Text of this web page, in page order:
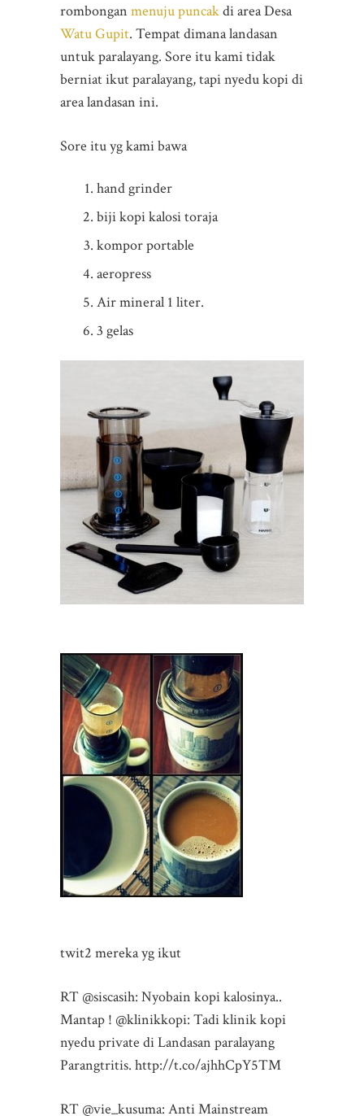
rombongan menuju puncakdi area Desa
Watu Gupit. Tempat dimana landasan
untuk paralayang. Sore itu kami tidak
berniat ikut paralayang, tapi nyedu kopi di
area landasan ini.
Sore itu yg kami bawa
hand grinder
biji kopi kalosi toraja
kompor portable
aeropress
Air mineral 1 liter.
3 gelas
twit2 mereka yg ikut
RT @siscasih: Nyobain kopi kalosinya..
Mantap ! @klinikkopi: Tadi klinik kopi
nyedu private di Landasan paralayang
Parangtritis. http://t.co/ajhhCpY5TM
RT @vie_kusuma: Anti Mainstream